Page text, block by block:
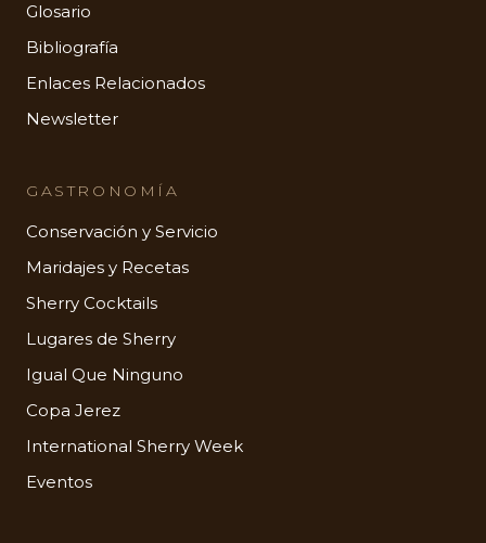
Glosario
Bibliografía
Enlaces Relacionados
Newsletter
GASTRONOMÍA
Conservación y Servicio
Maridajes y Recetas
Sherry Cocktails
Lugares de Sherry
Igual Que Ninguno
Copa Jerez
International Sherry Week
Eventos